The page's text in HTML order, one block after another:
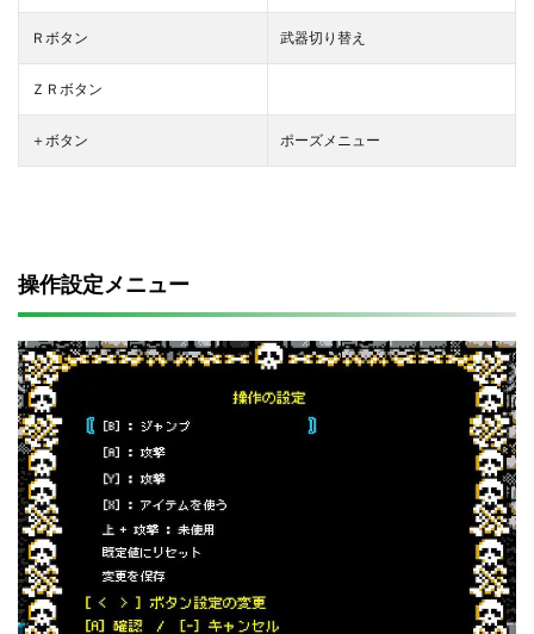
Ｒボタン 武器切り替え
ＺＲボタン
＋ボタン ポーズメニュー
操作設定メニュー